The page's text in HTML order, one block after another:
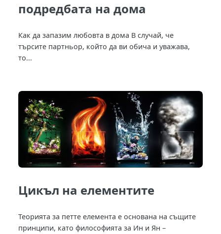
подредбата на дома
Как да запазим любовта в дома В случай, че
търсите партньор, който да ви обича и уважава,
то...
Цикъл на елементите
Теорията за петте елемента е основана на същите
принципи, като философията за Ин и Ян –